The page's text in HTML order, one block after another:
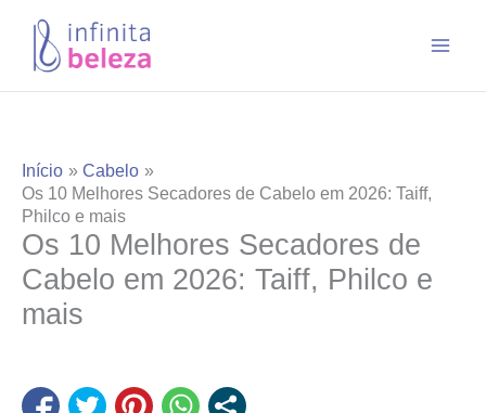
conteúdo
Início
Cabelo
Os 10 Melhores Secadores de Cabelo em 2026: Taiff,
Philco e mais
Os 10 Melhores Secadores de
Cabelo em 2026: Taiff, Philco e
mais